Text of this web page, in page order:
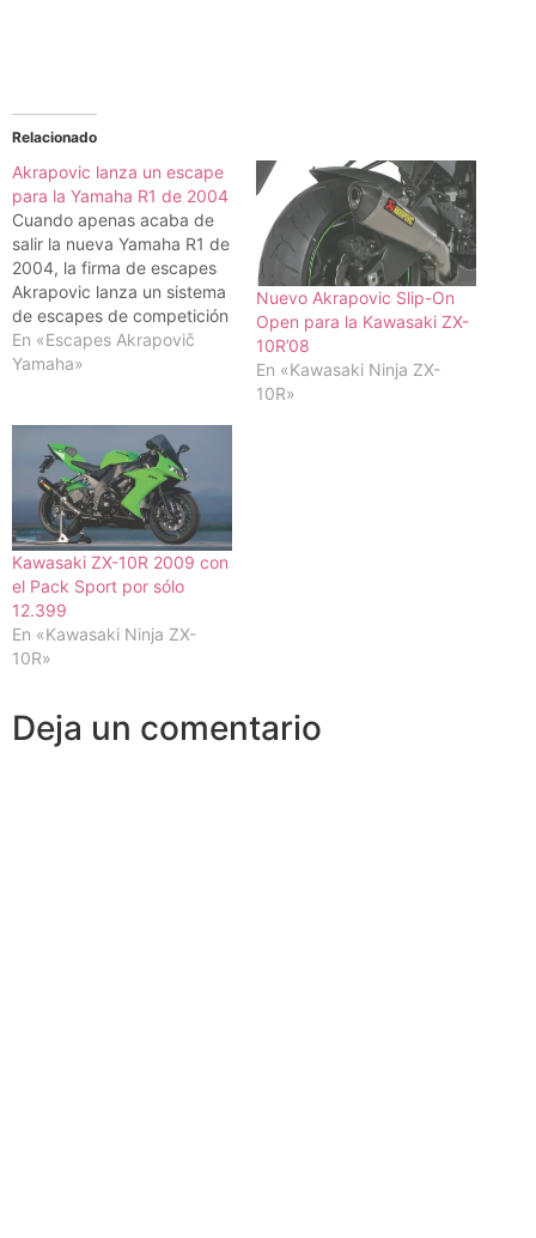
Relacionado
Akrapovic lanza un escape
para la Yamaha R1 de 2004
Cuando apenas acaba de
salir la nueva Yamaha R1 de
2004, la firma de escapes
Akrapovic lanza un sistema
de escapes de competición
que llevan a la R1 a
conseguir un aumento de
ofrece la posibilidad de
comprar sólo los…
En «Escapes Akrapovič
Yamaha»
Nuevo Akrapovic Slip-On
Open para la Kawasaki ZX-
10R’08
En «Kawasaki Ninja ZX-
10R»
Kawasaki ZX-10R 2009 con
el Pack Sport por sólo
12.399
En «Kawasaki Ninja ZX-
10R»
Deja un comentario